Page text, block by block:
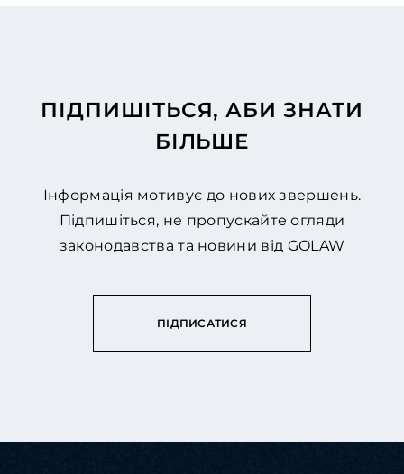
ПІДПИШІТЬСЯ, АБИ ЗНАТИ
БІЛЬШЕ
Інформація мотивує до нових звершень.
Підпишіться, не пропускайте огляди
законодавства та новини від GOLAW
ПІДПИСАТИСЯ